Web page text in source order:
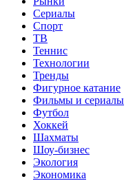
Сериалы
Спорт
ТВ
Теннис
Технологии
Тренды
Фигурное катание
Фильмы и сериалы
Футбол
Хоккей
Шахматы
Шоу-бизнес
Экология
Экономика